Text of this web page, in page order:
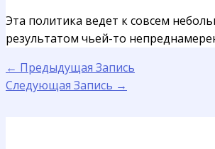
Эта политика ведет к совсем
результатом чьей-то
← Предыдущая Запись
Следующая Запись →